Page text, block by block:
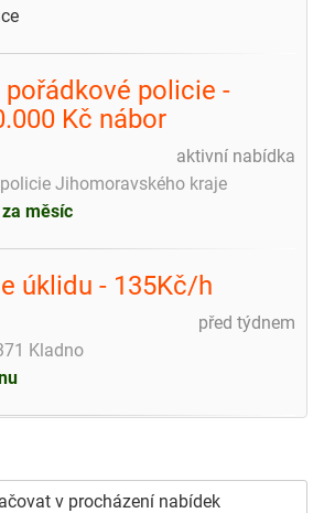
policie -
Kč nábor
aktivní nabídka
Jihomoravského kraje
měsíc
úklidu - 135Kč/h
před týdnem
Kladno
v procházení nabídek